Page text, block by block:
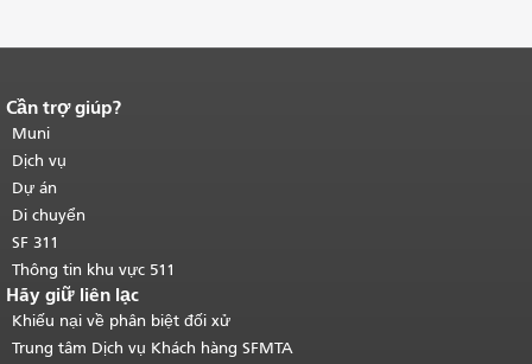
Kết thúc nội dung trang.
của trang này được lặp lại trên mọi
trang.Quay lại đầu trang nội dung
chính.
Cần trợ giúp?
Muni
Dịch vụ
Dự án
Di chuyển
SF 311
Thông tin khu vực 511
Hãy giữ liên lạc
Khiếu nại về phân biệt đối xử
Trung tâm Dịch vụ Khách hàng SFMTA